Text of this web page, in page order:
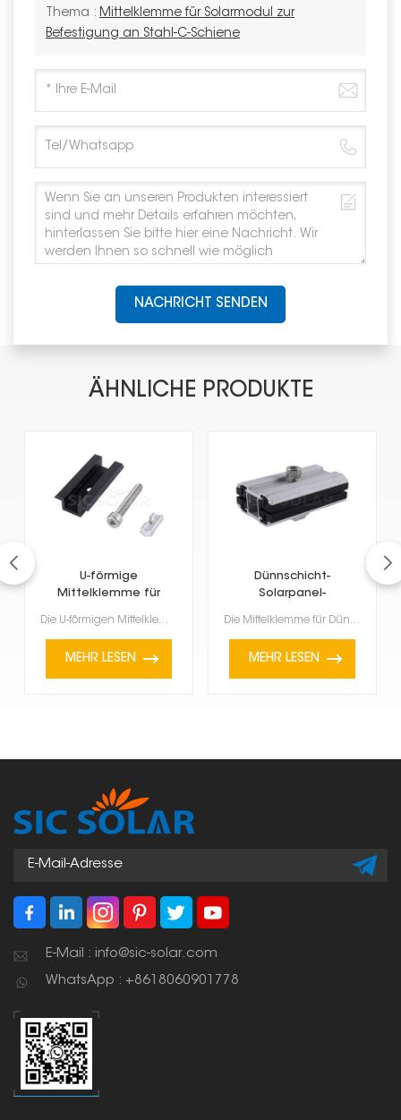
Thema : Mittelklemme für Solarmodul zur
Befestigung an Stahl-C-Schiene
NACHRICHT SENDEN
ÄHNLICHE PRODUKTE
U-förmige
Mittelklemme für
Die U-förmigen Mittelklemmen für gerahmte Module sind für gerahmte Solarmodule, insbesondere solche ...
MEHR LESEN
Dünnschicht-
Solarpanel-
Die Mittelklemme für Dünnschicht-Solarmodule ist ein spezielles Zubehörteil zur Befestigung von Dünn...
MEHR LESEN
E-Mail : info@sic-solar.com
WhatsApp : +8618060901778